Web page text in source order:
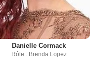
Danielle Cormack
Rôle : Brenda Lopez